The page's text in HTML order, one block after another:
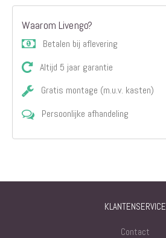
Waarom Livengo?
Betalen bij aflevering
Altijd 5 jaar garantie
Gratis montage (m.u.v. kasten)
Persoonlijke afhandeling
KLANTENSERVICE
Contact